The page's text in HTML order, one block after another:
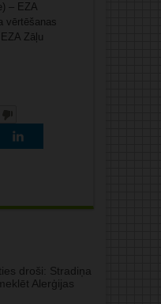
– EZA
vērtēšanas
Zāļu
droši: Stradiņa
Alerģijas